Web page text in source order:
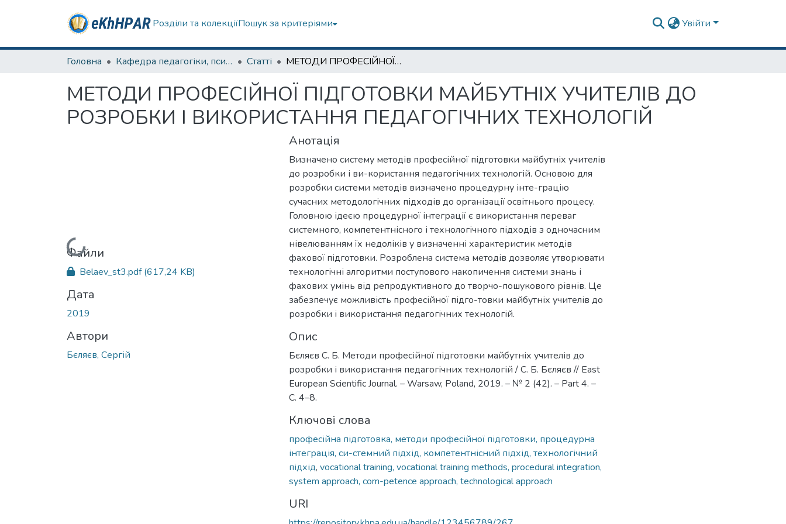
Розділи та колекціїПошук за критеріями Увійти
Головна Кафедра педагогіки, психології, початкової освіти та освітнього менеджменту Статті МЕТОДИ ПРОФЕСІЙНОЇ ПІДГОТОВКИ МАЙБУТНІХ УЧИТЕЛІВ ДО РОЗРОБКИ І ВИКОРИСТАННЯ ПЕДАГОГІЧНИХ ТЕХНОЛОГІЙ
МЕТОДИ ПРОФЕСІЙНОЇ ПІДГОТОВКИ МАЙБУТНІХ УЧИТЕЛІВ ДО
РОЗРОБКИ І ВИКОРИСТАННЯ ПЕДАГОГІЧНИХ ТЕХНОЛОГІЙ
Вантажиться...
Файли
Belaev_st3.pdf(617,24 KB)
Дата
2019
Автори
Бєляєв, Сергій
Анотація
Визначено систему методів професійної підготовки майбутніх учителів
до розробки і ви-користання педагогічних технологій. Основою для
розробки системи методів визначено процедурну інте-грацію
сучасних методологічних підходів до організації освітнього процесу.
Головною ідеєю процедурної інтеграції є використання переваг
системного, компетентнісного і технологічного підходів з одночасним
нівелюванням їх недоліків у визначенні характеристик методів
фахової підготовки. Розроблена система методів дозволяє утворювати
технологічні алгоритми поступового накопичення системи знань і
фахових умінь від репродуктивного до творчо-пошукового рівнів. Це
забезпечує можливість професійної підго-товки майбутніх учителів до
розробки і використання педагогічних технологій.
Опис
Бєляєв С. Б. Методи професійної підготовки майбутніх учителів до
розробки і використання педагогічних технологій / С. Б. Бєляєв // East
European Scientific Journal. – Warsaw, Poland, 2019. – № 2 (42). – Рart 4. –
С. 4–8.
Ключові слова
професійна підготовка, методи професійної підготовки, процедурна
інтеграція, си-стемний підхід, компетентнісний підхід, технологічний
підхід, vocational training, vocational training methods, procedural integration,
system approach, com-petence approach, technological approach
URI